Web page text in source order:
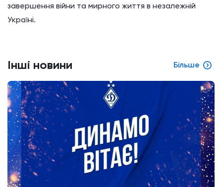
завершення війни та мирного життя в незалежній
Україні.
Інші новини Більше